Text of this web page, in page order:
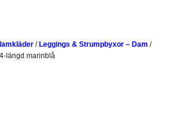
/ Leggings & Strumpbyxor – Dam /
längd marinblå